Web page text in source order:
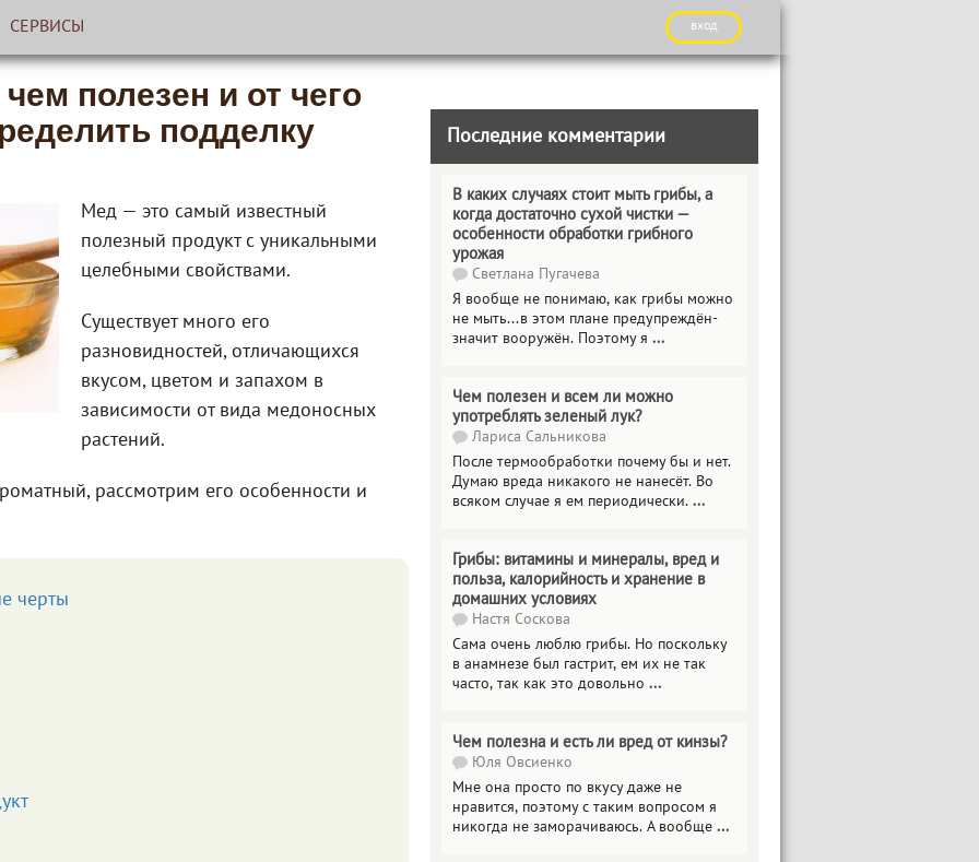
СЕРВИСЫ вход
полезен и от чего
подделку
Мед — это самый известный
полезный продукт с уникальными
целебными свойствами.
Существует много его
разновидностей, отличающихся
вкусом, цветом и запахом в
зависимости от вида медоносных
растений.
рассмотрим его особенности и
черты
Последние комментарии
В каких случаях стоит мыть грибы, а
когда достаточно сухой чистки —
особенности обработки грибного
урожая
Светлана Пугачева
Я вообще не понимаю, как грибы можно
не мыть...в этом плане предупреждён-
значит вооружён. Поэтому я ...
Чем полезен и всем ли можно
употреблять зеленый лук?
Лариса Сальникова
После термообработки почему бы и нет.
Думаю вреда никакого не нанесёт. Во
всяком случае я ем периодически. ...
Грибы: витамины и минералы, вред и
польза, калорийность и хранение в
домашних условиях
Настя Соскова
Сама очень люблю грибы. Но поскольку
в анамнезе был гастрит, ем их не так
часто, так как это довольно ...
Чем полезна и есть ли вред от кинзы?
Юля Овсиенко
Мне она просто по вкусу даже не
нравится, поэтому с таким вопросом я
никогда не заморачиваюсь. А вообще ...